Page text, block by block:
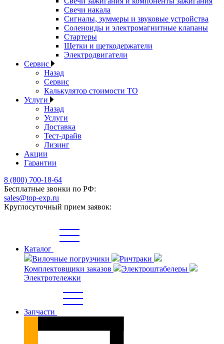
Свечи накала
Сигналы, зуммеры и звуковые устройства
Соленоиды и электромагнитные клапаны
Стартеры
Щетки и щеткодержатели
Электродвигатели
Сервис
Назад
Сервис
Калькулятор стоимости ТО
Услуги
Назад
Услуги
Доставка
Тест-драйв
Лизинг
Акции
Гарантии
8 (800) 700-18-64
Бесплатные звонки по РФ:
sales@top-exp.ru
Круглосуточный прием заявок:
Каталог
Вилочные погрузчики
Ричтраки
Комплектовщики заказов
Электроштабелеры
Электротележки
Запчасти